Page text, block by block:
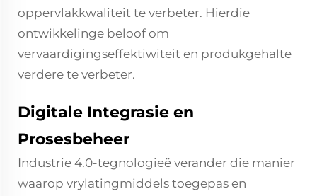
oppervlakkwaliteit te verbeter. Hierdie
ontwikkelinge beloof om
vervaardigingseffektiwiteit en produkgehalte
verdere te verbeter.
Digitale Integrasie en
Prosesbeheer
Industrie 4.0-tegnologieë verander die manier
waarop vrylatingmiddels toegepas en